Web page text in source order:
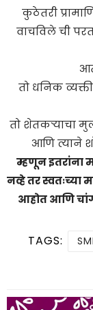
कुठेतरी
वाचविले ची
तो धनिक
तो शेतकऱ्याचा
आणि त्याने
म्हणून इतरांना
नव्हे तर
आहोत आणि
TAGS: